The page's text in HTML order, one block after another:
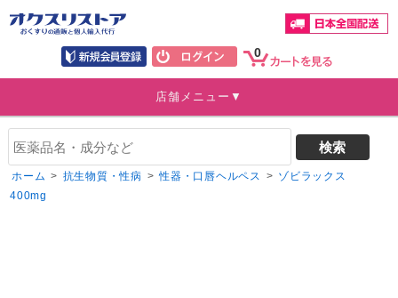
0
店舗メニュー▼
ホーム > 抗生物質・性病 > 性器・口唇ヘルペス > ゾビラックス
400mg